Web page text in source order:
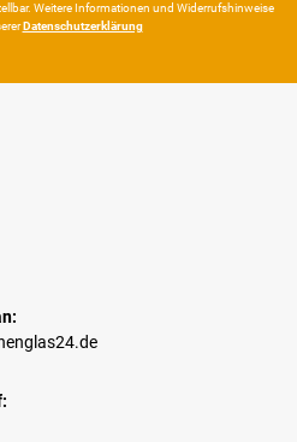
Weitere Infor­mationen und Wider­rufshin­weise
Daten­schutz­erklärung